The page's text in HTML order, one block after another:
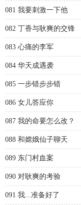
081 我要刺激一下他
082 丁香与耿爽的交锋
083 心痛的李军
084 华天成遇袭
085 一步错步步错
086 女儿答应你
087 我的命要怎么改？
088 和嫦娥仙子聊天
089 东门村血案
090 对耿爽的考验
091 我...准备好了